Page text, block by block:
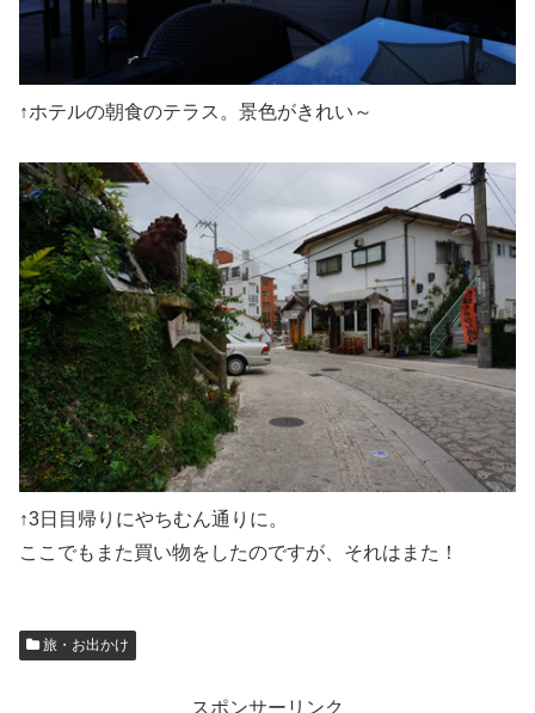
↑ホテルの朝食のテラス。景色がきれい～
↑3日目帰りにやちむん通りに。
ここでもまた買い物をしたのですが、それはまた！
旅・お出かけ
スポンサーリンク